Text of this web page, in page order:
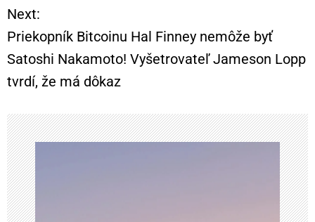
i
g
c
i
a
Next:
Priekopník Bitcoinu Hal Finney nemôže byť
Satoshi Nakamoto! Vyšetrovateľ Jameson Lopp
tvrdí, že má dôkaz